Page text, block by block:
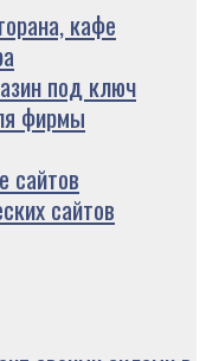
кафе
под ключ
фирмы
сайтов
сайтов